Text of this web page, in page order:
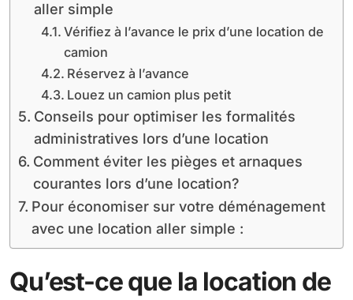
aller simple
Vérifiez à l’avance le prix d’une location de
camion
Réservez à l’avance
Louez un camion plus petit
Conseils pour optimiser les formalités
administratives lors d’une location
Comment éviter les pièges et arnaques
courantes lors d’une location?
Pour économiser sur votre déménagement
avec une location aller simple :
Qu’est-ce que la location de